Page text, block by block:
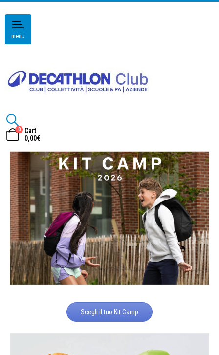
menu
0
Cart
0,00€
Scegli il tuo Kit Camp